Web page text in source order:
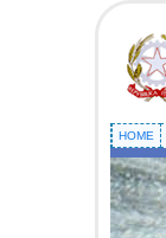
HOME